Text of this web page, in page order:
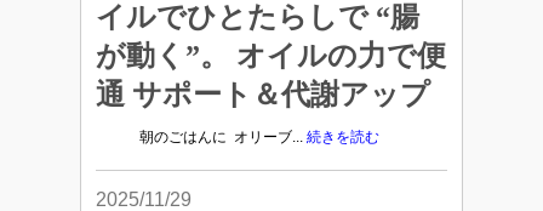
イルでひとたらしで “腸
が動く”。 オイルの力で便
通 サポート＆代謝アップ
朝のごはんに オリーブ... 続きを読む
2025/11/29